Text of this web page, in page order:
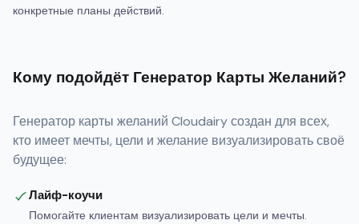
конкретные планы действий.
Кому подойдёт Генератор Карты Желаний?
Генератор карты желаний Cloudairy создан для всех,
кто имеет мечты, цели и желание визуализировать своё
будущее:
Лайф-коучи
Помогайте клиентам визуализировать цели и мечты.